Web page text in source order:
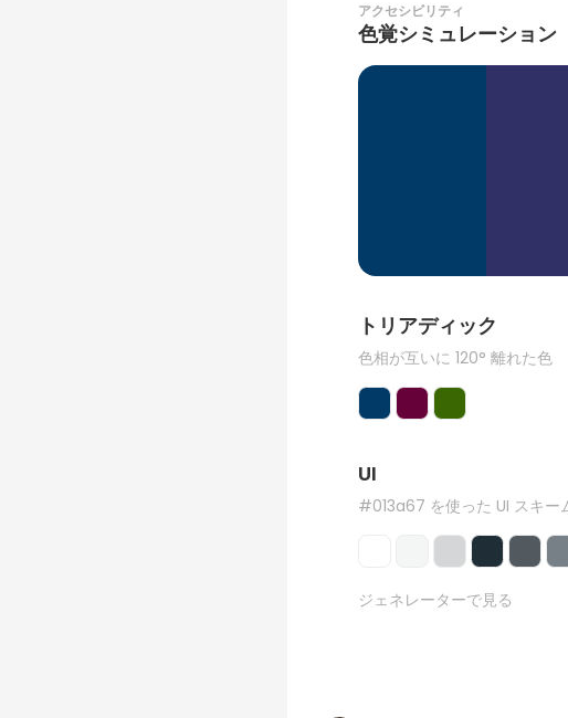
アクセシビリティ
色覚シミュレーション
トリアディック
色相が互いに 120° 離れた色
UI
#013a67 を使った UI スキー
ジェネレーターで見る